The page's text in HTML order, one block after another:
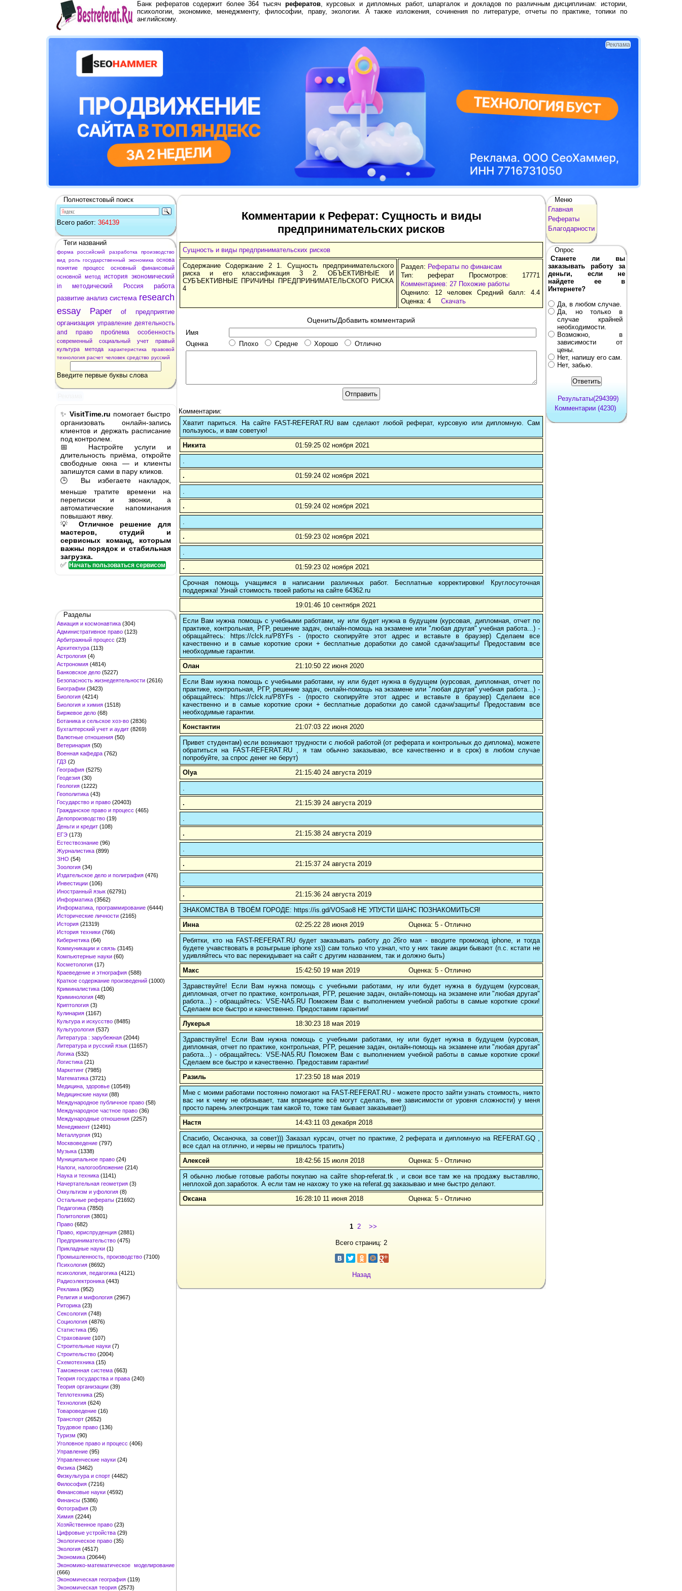
Банк рефератов содержит более 364 тысяч рефератов, курсовых и дипломных работ, шпаргалок и докладов по различным дисциплинам: истории,
психологии, экономике, менеджменту, философии, праву, экологии. А также изложения, сочинения по литературе, отчеты по практике, топики по
английскому.
Реклама
Полнотекстовый поиск
Всего работ: 364139
Теги названий
форма российский разработка
производство
вид
роль государственный экономика основа
понятие
процесс основный
финансовый
основной метод история экономический
in
методический Россия
работа
развитие анализ система research
essay
Paper of
предприятие
организация управление деятельность
and
право проблема особенность
современный социальный учет
правый
культура
метода характеристика
правовой
технология расчет человек средство русский
Введите первые буквы слова
✨ VisitTime.ru помогает быстро
организовать онлайн-запись
клиентов и держать расписание
под контролем.
📅 Настройте услуги и
длительность приёма, откройте
свободные окна — и клиенты
запишутся сами в пару кликов.
🕒 Вы избегаете накладок,
меньше тратите времени на
переписки и звонки, а
автоматические напоминания
повышают явку.
💡 Отличное решение для
мастеров, студий и
сервисных команд, которым
важны порядок и стабильная
загрузка.
✅ Начать пользоваться сервисом
Разделы
Авиация и космонавтика (304)
Административное право (123)
Арбитражный процесс (23)
Архитектура (113)
Астрология (4)
Астрономия (4814)
Банковское дело (5227)
Безопасность жизнедеятельности (2616)
Биографии (3423)
Биология (4214)
Биология и химия (1518)
Биржевое дело (68)
Ботаника и сельское хоз-во (2836)
Бухгалтерский учет и аудит (8269)
Валютные отношения (50)
Ветеринария (50)
Военная кафедра (762)
ГДЗ (2)
География (5275)
Геодезия (30)
Геология (1222)
Геополитика (43)
Государство и право (20403)
Гражданское право и процесс (465)
Делопроизводство (19)
Деньги и кредит (108)
ЕГЭ (173)
Естествознание (96)
Журналистика (899)
ЗНО (54)
Зоология (34)
Издательское дело и полиграфия (476)
Инвестиции (106)
Иностранный язык (62791)
Информатика (3562)
Информатика, программирование (6444)
Исторические личности (2165)
История (21319)
История техники (766)
Кибернетика (64)
Коммуникации и связь (3145)
Компьютерные науки (60)
Косметология (17)
Краеведение и этнография (588)
Краткое содержание произведений (1000)
Криминалистика (106)
Криминология (48)
Криптология (3)
Кулинария (1167)
Культура и искусство (8485)
Культурология (537)
Литература : зарубежная (2044)
Литература и русский язык (11657)
Логика (532)
Логистика (21)
Маркетинг (7985)
Математика (3721)
Медицина, здоровье (10549)
Медицинские науки (88)
Международное публичное право (58)
Международное частное право (36)
Международные отношения (2257)
Менеджмент (12491)
Металлургия (91)
Москвоведение (797)
Музыка (1338)
Муниципальное право (24)
Налоги, налогообложение (214)
Наука и техника (1141)
Начертательная геометрия (3)
Оккультизм и уфология (8)
Остальные рефераты (21692)
Педагогика (7850)
Политология (3801)
Право (682)
Право, юриспруденция (2881)
Предпринимательство (475)
Прикладные науки (1)
Промышленность, производство (7100)
Психология (8692)
психология, педагогика (4121)
Радиоэлектроника (443)
Реклама (952)
Религия и мифология (2967)
Риторика (23)
Сексология (748)
Социология (4876)
Статистика (95)
Страхование (107)
Строительные науки (7)
Строительство (2004)
Схемотехника (15)
Таможенная система (663)
Теория государства и права (240)
Теория организации (39)
Теплотехника (25)
Технология (624)
Товароведение (16)
Транспорт (2652)
Трудовое право (136)
Туризм (90)
Уголовное право и процесс (406)
Управление (95)
Управленческие науки (24)
Физика (3462)
Физкультура и спорт (4482)
Философия (7216)
Финансовые науки (4592)
Финансы (5386)
Фотография (3)
Химия (2244)
Хозяйственное право (23)
Цифровые устройства (29)
Экологическое право (35)
Экология (4517)
Экономика (20644)
Экономико-математическое моделирование
(666)
Экономическая география (119)
Экономическая теория (2573)
Комментарии к Реферат: Сущность и виды
предпринимательских рисков
Сущность и виды предпринимательских рисков
Содержание Содержание 2 1. Сущность предпринимательского
риска и его классификация 3 2. ОБЪЕКТИВНЫЕ И
СУБЪЕКТИВНЫЕ ПРИЧИНЫ ПРЕДПРИНИМАТЕЛЬСКОГО РИСКА
4
Раздел: Рефераты по финансам
Тип: реферат Просмотров: 17771
Комментариев: 27 Похожие работы
Оценило: 12 человек Средний балл: 4.4
Оценка: 4 Скачать
Оценить/Добавить комментарий
Имя
Оценка
Плохо Средне Хорошо Отлично
Комментарии:
Хватит париться. На сайте FAST-REFERAT.RU вам сделают любой реферат, курсовую или дипломную. Сам
пользуюсь, и вам советую!
Никита
01:59:25 02 ноября 2021
.
.
01:59:24 02 ноября 2021
.
.
01:59:24 02 ноября 2021
.
.
01:59:23 02 ноября 2021
.
.
01:59:23 02 ноября 2021
Срочная помощь учащимся в написании различных работ. Бесплатные корректировки! Круглосуточная
поддержка! Узнай стоимость твоей работы на сайте 64362.ru
19:01:46 10 сентября 2021
Если Вам нужна помощь с учебными работами, ну или будет нужна в будущем (курсовая, дипломная, отчет по
практике, контрольная, РГР, решение задач, онлайн-помощь на экзамене или "любая другая" учебная работа...) -
обращайтесь: https://clck.ru/P8YFs - (просто скопируйте этот адрес и вставьте в браузер) Сделаем все
качественно и в самые короткие сроки + бесплатные доработки до самой сдачи/защиты! Предоставим все
необходимые гарантии.
Олан
21:10:50 22 июня 2020
Если Вам нужна помощь с учебными работами, ну или будет нужна в будущем (курсовая, дипломная, отчет по
практике, контрольная, РГР, решение задач, онлайн-помощь на экзамене или "любая другая" учебная работа...) -
обращайтесь: https://clck.ru/P8YFs - (просто скопируйте этот адрес и вставьте в браузер) Сделаем все
качественно и в самые короткие сроки + бесплатные доработки до самой сдачи/защиты! Предоставим все
необходимые гарантии.
Константин
21:07:03 22 июня 2020
Привет студентам) если возникают трудности с любой работой (от реферата и контрольных до диплома), можете
обратиться на FAST-REFERAT.RU , я там обычно заказываю, все качественно и в срок) в любом случае
попробуйте, за спрос денег не берут)
Olya
21:15:40 24 августа 2019
.
.
21:15:39 24 августа 2019
.
.
21:15:38 24 августа 2019
.
.
21:15:37 24 августа 2019
.
.
21:15:36 24 августа 2019
ЗНАКОМСТВА В ТВОЁМ ГОРОДЕ: https://is.gd/VOSao8 НЕ УПУСТИ ШАНС ПОЗНАКОМИТЬСЯ!
Инна
02:25:22 28 июня 2019 Оценка: 5 - Отлично
Ребятки, кто на FAST-REFERAT.RU будет заказывать работу до 26го мая - вводите промокод iphone, и тогда
будете учавствовать в розыгрыше iphone xs)) сам только что узнал, что у них такие акции бывают (п.с. кстати не
удивляйтесь что вас перекидывает на сайт с другим названием, так и должно быть)
Макс
15:42:50 19 мая 2019 Оценка: 5 - Отлично
Здравствуйте! Если Вам нужна помощь с учебными работами, ну или будет нужна в будущем (курсовая,
дипломная, отчет по практике, контрольная, РГР, решение задач, онлайн-помощь на экзамене или "любая другая"
работа...) - обращайтесь: VSE-NA5.RU Поможем Вам с выполнением учебной работы в самые короткие сроки!
Сделаем все быстро и качественно. Предоставим гарантии!
Лукерья
18:30:23 18 мая 2019
Здравствуйте! Если Вам нужна помощь с учебными работами, ну или будет нужна в будущем (курсовая,
дипломная, отчет по практике, контрольная, РГР, решение задач, онлайн-помощь на экзамене или "любая другая"
работа...) - обращайтесь: VSE-NA5.RU Поможем Вам с выполнением учебной работы в самые короткие сроки!
Сделаем все быстро и качественно. Предоставим гарантии!
Разиль
17:23:50 18 мая 2019
Мне с моими работами постоянно помогают на FAST-REFERAT.RU - можете просто зайти узнать стоимость, никто
вас ни к чему не обязывает, там впринципе всё могут сделать, вне зависимости от уровня сложности) у меня
просто парень электронщик там какой то, тоже там бывает заказывает))
Настя
14:43:11 03 декабря 2018
Спасибо, Оксаночка, за совет))) Заказал курсач, отчет по практике, 2 реферата и дипломную на REFERAT.GQ ,
все сдал на отлично, и нервы не пришлось тратить)
Алексей
18:42:56 15 июля 2018 Оценка: 5 - Отлично
Я обычно любые готовые работы покупаю на сайте shop-referat.tk , и свои все там же на продажу выставляю,
неплохой доп.заработок. А если там не нахожу то уже на referat.gq заказываю и мне быстро делают.
Оксана
16:28:10 11 июня 2018 Оценка: 5 - Отлично
1 2 >>
Всего страниц: 2
Назад
Меню
Главная
Рефераты
Благодарности
Опрос
Станете ли вы
заказывать работу за
деньги, если не
найдете ее в
Интернете?
Да, в любом случае.
Да, но только в
случае крайней
необходимости.
Возможно, в
зависимости от
цены.
Нет, напишу его сам.
Нет, забью.
Результаты(294399)
Комментарии (4230)